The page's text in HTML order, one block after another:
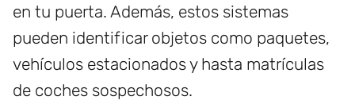
en tu puerta. Además, estos sistemas
pueden identificar objetos como paquetes,
vehículos estacionados y hasta matrículas
de coches sospechosos.